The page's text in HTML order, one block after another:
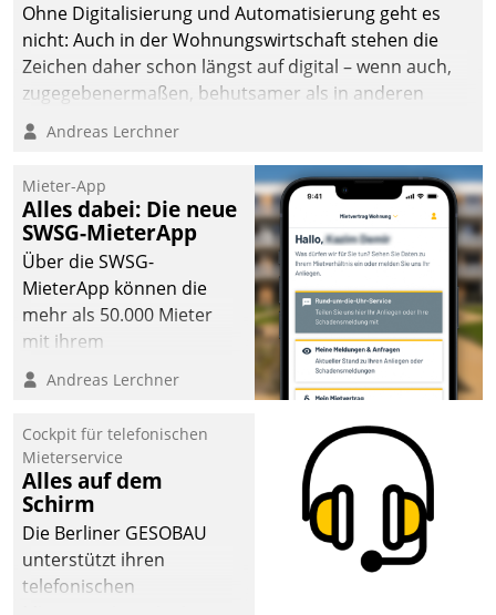
Ohne Digitalisierung und Automatisierung geht es
nicht: Auch in der Wohnungswirtschaft stehen die
Zeichen daher schon längst auf digital – wenn auch,
zugegebenermaßen, behutsamer als in anderen
Branchen.
Andreas Lerchner
Mieter-App
Alles dabei: Die neue
SWSG-MieterApp
Über die SWSG-
MieterApp können die
mehr als 50.000 Mieter
mit ihrem
Wohnungsunternehmen
kommunizieren, auf dem
einsehen und ändern
oder
Schadensmeldungen
abgeben – rund um die
Uhr.
Andreas Lerchner
Cockpit für telefonischen
Mieterservice
Alles auf dem
Schirm
Die Berliner GESOBAU
unterstützt ihren
telefonischen